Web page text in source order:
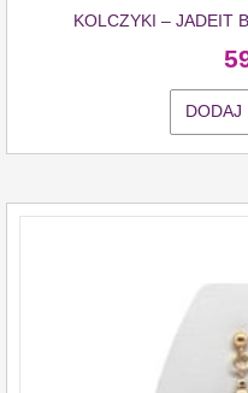
KOLCZYKI – JADEIT
DODAJ